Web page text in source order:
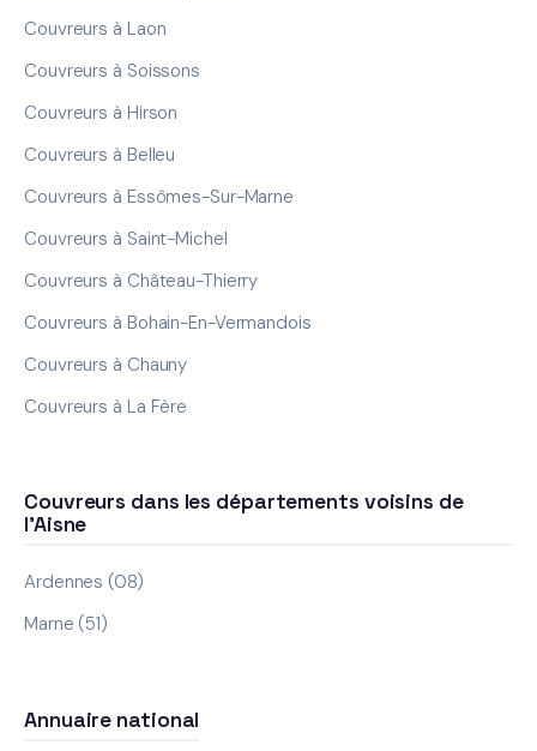
Couvreurs à Laon
Couvreurs à Soissons
Couvreurs à Hirson
Couvreurs à Belleu
Couvreurs à Essômes-Sur-Marne
Couvreurs à Saint-Michel
Couvreurs à Château-Thierry
Couvreurs à Bohain-En-Vermandois
Couvreurs à Chauny
Couvreurs à La Fère
Couvreurs dans les départements voisins de
l'Aisne
Ardennes (08)
Marne (51)
Annuaire national